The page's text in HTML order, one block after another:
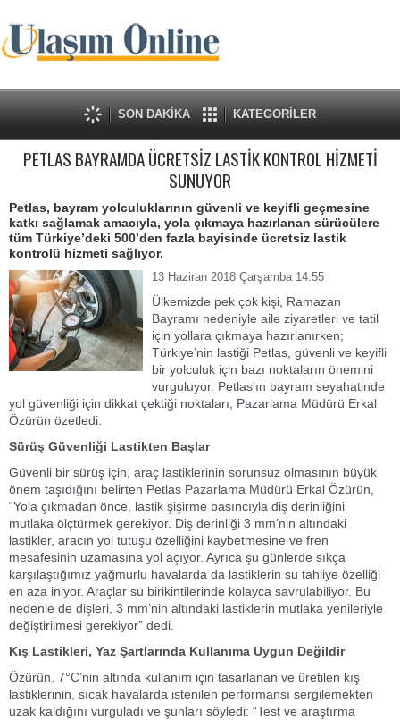
SON DAKİKA KATEGORİLER
PETLAS BAYRAMDA ÜCRETSİZ LASTİK KONTROL HİZMETİ
SUNUYOR
Petlas, bayram yolculuklarının güvenli ve keyifli geçmesine
katkı sağlamak amacıyla, yola çıkmaya hazırlanan sürücülere
tüm Türkiye’deki 500’den fazla bayisinde ücretsiz lastik
kontrolü hizmeti sağlıyor.
13 Haziran 2018 Çarşamba 14:55
Ülkemizde pek çok kişi, Ramazan
Bayramı nedeniyle aile ziyaretleri ve tatil
için yollara çıkmaya hazırlanırken;
Türkiye’nin lastiği Petlas, güvenli ve keyifli
bir yolculuk için bazı noktaların önemini
vurguluyor. Petlas’ın bayram seyahatinde
yol güvenliği için dikkat çektiği noktaları, Pazarlama Müdürü Erkal
Özürün özetledi.
Sürüş Güvenliği Lastikten Başlar
Güvenli bir sürüş için, araç lastiklerinin sorunsuz olmasının büyük
önem taşıdığını belirten Petlas Pazarlama Müdürü Erkal Özürün,
“Yola çıkmadan önce, lastik şişirme basıncıyla diş derinliğini
mutlaka ölçtürmek gerekiyor. Diş derinliği 3 mm’nin altındaki
lastikler, aracın yol tutuşu özelliğini kaybetmesine ve fren
mesafesinin uzamasına yol açıyor. Ayrıca şu günlerde sıkça
karşılaştığımız yağmurlu havalarda da lastiklerin su tahliye özelliği
en aza iniyor. Araçlar su birikintilerinde kolayca savrulabiliyor. Bu
nedenle de dişleri, 3 mm’nin altındaki lastiklerin mutlaka yenileriyle
değiştirilmesi gerekiyor” dedi.
Kış Lastikleri, Yaz Şartlarında Kullanıma Uygun Değildir
Özürün, 7°C’nin altında kullanım için tasarlanan ve üretilen kış
lastiklerinin, sıcak havalarda istenilen performansı sergilemekten
uzak kaldığını vurguladı ve şunları söyledi: “Test ve araştırma